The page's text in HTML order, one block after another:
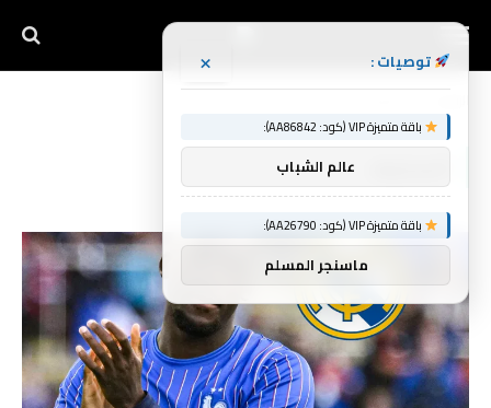
توصيات : ×
باقة متميزة VIP (كود: AA86842):
عالم الشباب
باقة متميزة VIP (كود: AA26790):
ماسنجر المسلم